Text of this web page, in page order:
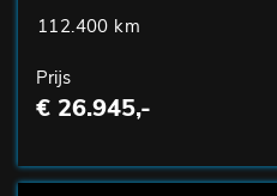
112.400 km
Prijs
€ 26.945,-